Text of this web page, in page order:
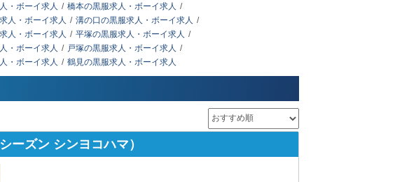
・ボーイ求人
橋本の黒服求人・ボーイ求人
人・ボーイ求人
溝の口の黒服求人・ボーイ求人
人・ボーイ求人
平塚の黒服求人・ボーイ求人
・ボーイ求人
戸塚の黒服求人・ボーイ求人
・ボーイ求人 鶴見の黒服求人・ボーイ求人
ーズン シンヨコハマ）